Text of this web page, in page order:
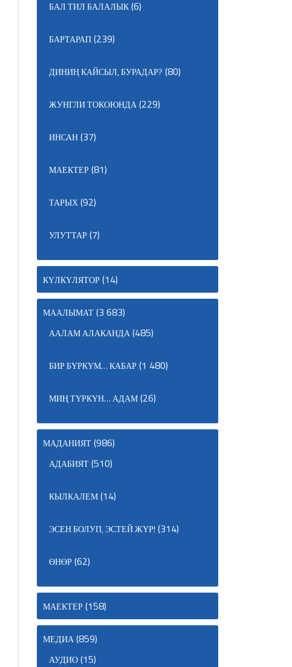
БАЛ ТИЛ БАЛАЛЫК(6)
БАРТАРАП(239)
ДИНИҢ КАЙСЫЛ, БУРАДАР? (80)
ЖУНГЛИ ТОКОЮНДА(229)
ИНСАН(37)
МАЕКТЕР(81)
ТАРЫХ(92)
УЛУТТАР(7)
КҮЛКҮЛЯТОР(14)
МААЛЫМАТ(3 683)
ААЛАМ АЛАКАНДА(485)
БИР БҮРКҮМ… КАБАР(1 480)
МИҢ ТҮРКҮН… АДАМ(26)
МАДАНИЯТ(986)
АДАБИЯТ(510)
КЫЛКАЛЕМ(14)
ЭСЕН БОЛУП, ЭСТЕЙ ЖҮР! (314)
ӨНӨР(62)
МАЕКТЕР(158)
МЕДИА(859)
АУДИО(15)